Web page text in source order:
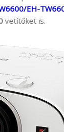
EH-
vetítőket is.